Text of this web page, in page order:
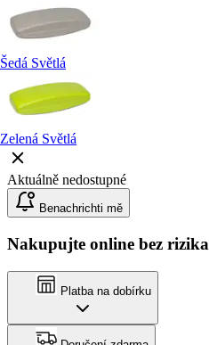
Šedá Světlá
Zelená Světlá
Aktuálně nedostupné
Benachrichti mě
Nakupujte online bez rizika
Platba na dobírku